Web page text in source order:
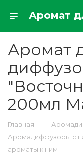
Аромат
200мл
Главная —
Аромадиффузоры с
ароматы к ним